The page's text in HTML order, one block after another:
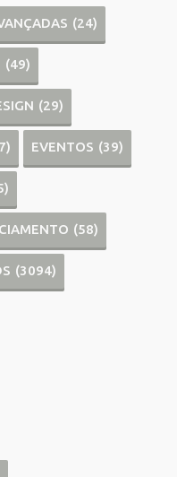
(24)
(49)
(29)
EVENTOS (39)
(58)
(3094)